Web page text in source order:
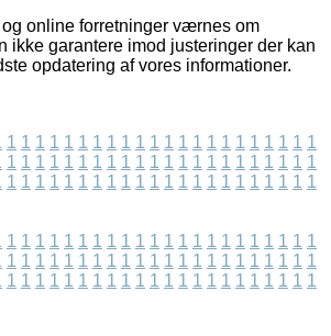
online forretninger værnes om
ikke garantere imod justeringer der kan
opdatering af vores informationer.
1 1 1 1 1 1 1 1 1 1 1 1 1 1 1 1 1 1 1 1 1 1
1 1 1 1 1 1 1 1 1 1 1 1 1 1 1 1 1 1 1 1 1 1
1 1 1 1 1 1 1 1 1 1 1 1 1 1 1 1 1 1 1 1 1 1
1 1 1 1 1 1 1 1 1 1 1 1 1 1 1 1 1 1 1 1 1 1
1 1 1 1 1 1 1 1 1 1 1 1 1 1 1 1 1 1 1 1 1 1
1 1 1 1 1 1 1 1 1 1 1 1 1 1 1 1 1 1 1 1 1 1